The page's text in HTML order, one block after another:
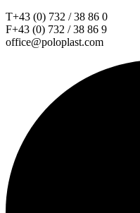
T+43 (0) 732 / 38 86 0
F+43 (0) 732 / 38 86 9
office@poloplast.com